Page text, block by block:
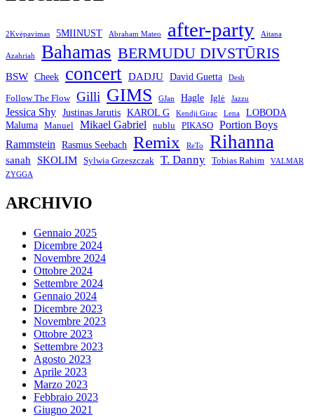
2Kvėpavimas 5MIINUST Abraham Mateo after-party Aitana
Azahriah Bahamas BERMUDU DIVSTŪRIS
BSW Cheek concert DADJU David Guetta Desh
Follow The Flow Gilli GIMS GJan Hagle Iglė Jazzu
Jessica Shy Justinas Jarutis KAROL G Kendji Girac Lena LOBODA
Maluma Manuel Mikael Gabriel nublu PIKASO
Portion Boys
Rammstein Rasmus Seebach Remix ReTo Rihanna
sanah SKOLIM Sylwia Grzeszczak T. Danny Tobias Rahim VALMAR
ZYGGA
ARCHIVIO
Gennaio 2025
Dicembre 2024
Novembre 2024
Ottobre 2024
Settembre 2024
Gennaio 2024
Dicembre 2023
Novembre 2023
Ottobre 2023
Settembre 2023
Agosto 2023
Aprile 2023
Marzo 2023
Febbraio 2023
Giugno 2021